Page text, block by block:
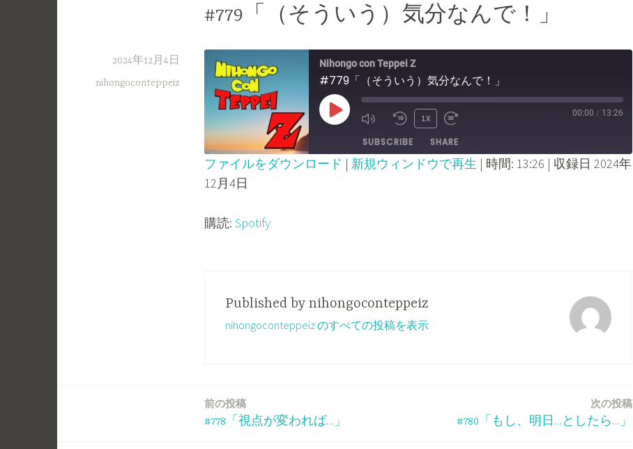
#779「（そういう）気分なんで！」
2024年12月4日
nihongoconteppeiz
Nihongo con Teppei Z
#779「（そういう）気分なんで！」
PLAY
EPISODE
MUTE/UNMUTE
EPISODE
REWIND
10
1X
FORWARD
00:00 / 13:26
SUBSCRIBE SHARE
Spotify
SHARE
ファイルをダウンロード | 新規ウィンドウで再生 | 時間: 13:26 | 収録日 2024年
12月4日
購読: Spotify
Published by nihongoconteppeiz
nihongoconteppeiz のすべての投稿を表示
前の投稿
#778「視点が変われば…」
次の投稿
#780「もし、明日…としたら…」